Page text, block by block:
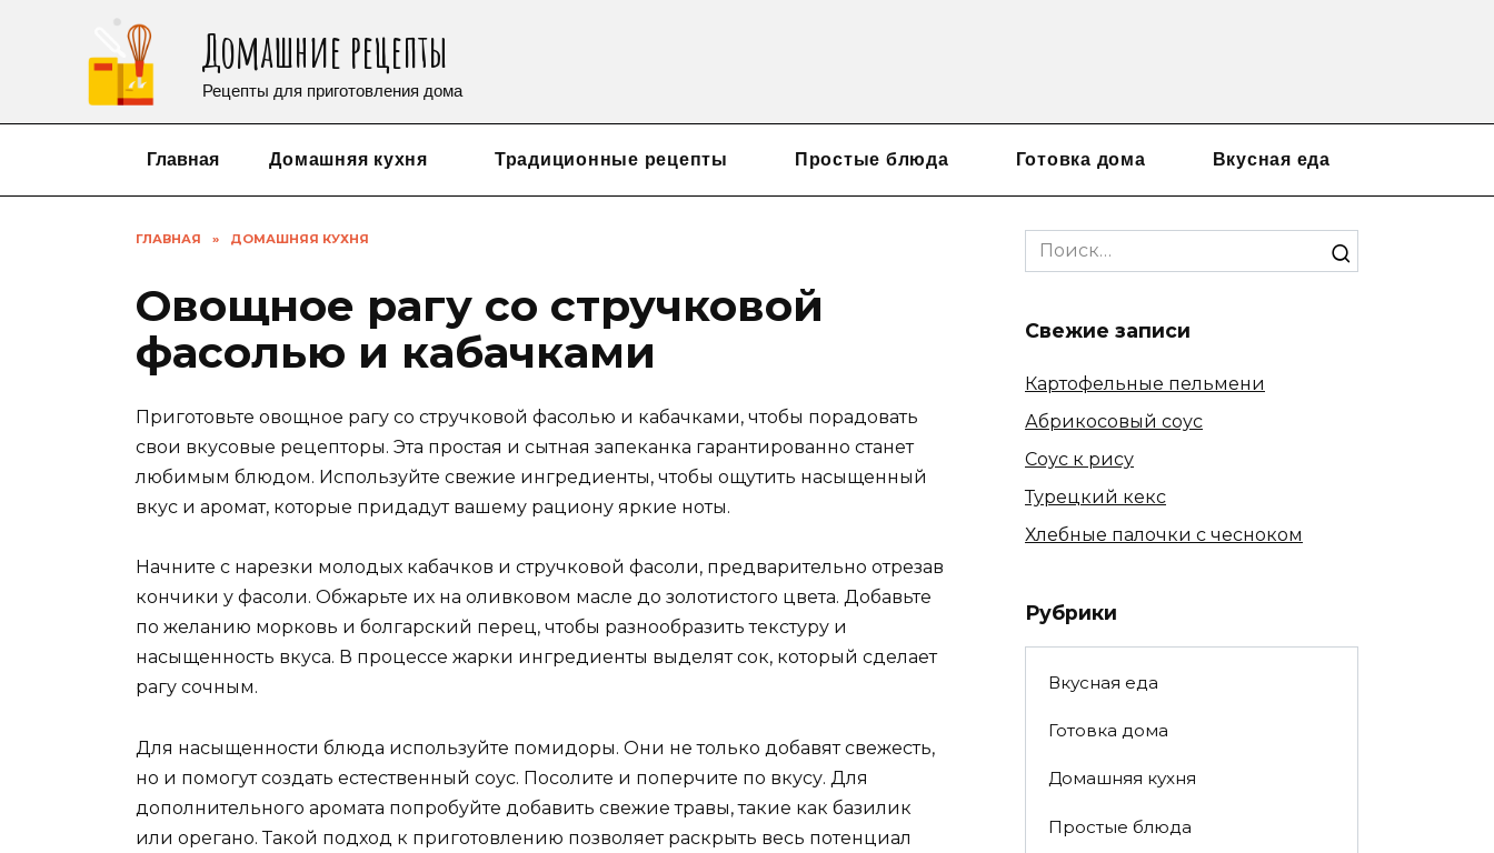
содержанию
Домашние рецепты
Рецепты для приготовления дома
Главная Домашняя кухня Традиционные рецепты Простые блюда Готовка дома Вкусная еда
ГЛАВНАЯ » ДОМАШНЯЯ КУХНЯ
Овощное рагу со стручковой
фасолью и кабачками
Приготовьте овощное рагу со стручковой фасолью и кабачками, чтобы порадовать
свои вкусовые рецепторы. Эта простая и сытная запеканка гарантированно станет
любимым блюдом. Используйте свежие ингредиенты, чтобы ощутить насыщенный
вкус и аромат, которые придадут вашему рациону яркие ноты.
Начните с нарезки молодых кабачков и стручковой фасоли, предварительно отрезав
кончики у фасоли. Обжарьте их на оливковом масле до золотистого цвета. Добавьте
по желанию морковь и болгарский перец, чтобы разнообразить текстуру и
насыщенность вкуса. В процессе жарки ингредиенты выделят сок, который сделает
рагу сочным.
Для насыщенности блюда используйте помидоры. Они не только добавят свежесть,
но и помогут создать естественный соус. Посолите и поперчите по вкусу. Для
дополнительного аромата попробуйте добавить свежие травы, такие как базилик
или орегано. Такой подход к приготовлению позволяет раскрыть весь потенциал
Search
for:
Свежие записи
Картофельные пельмени
Абрикосовый соус
Соус к рису
Турецкий кекс
Хлебные палочки с чесноком
Рубрики
Вкусная еда
Готовка дома
Домашняя кухня
Простые блюда